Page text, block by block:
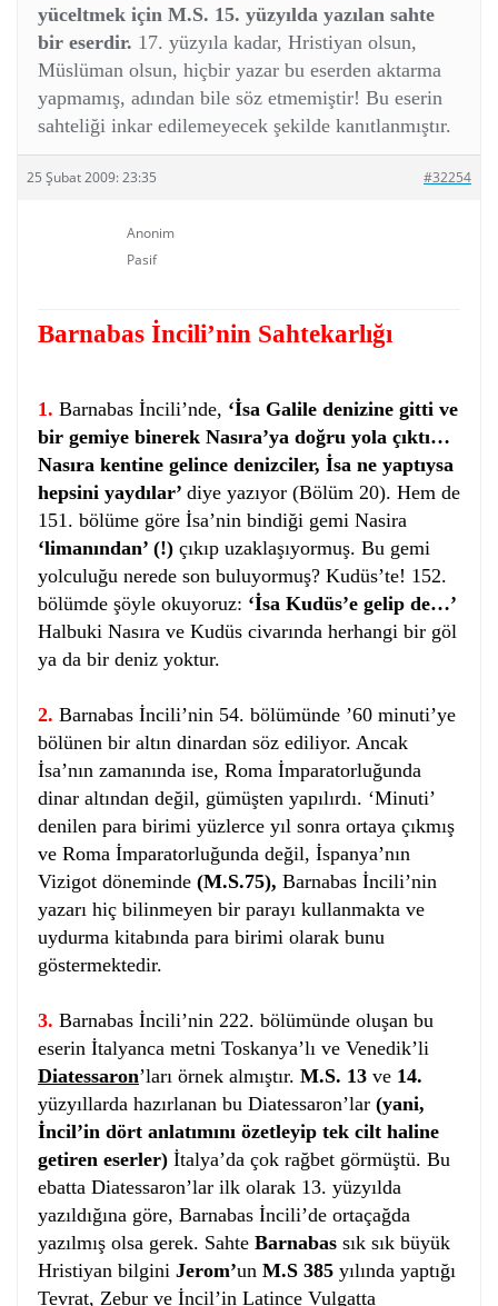
yüceltmek için M.S. 15. yüzyılda yazılan sahte
bir eserdir. 17. yüzyıla kadar, Hristiyan olsun,
Müslüman olsun, hiçbir yazar bu eserden aktarma
yapmamış, adından bile söz etmemiştir! Bu eserin
sahteliği inkar edilemeyecek şekilde kanıtlanmıştır.
25 Şubat 2009: 23:35 #32254
Anonim
Pasif
Barnabas İncili’nin Sahtekarlığı
1. Barnabas İncili’nde, ‘İsa Galile denizine gitti ve
bir gemiye binerek Nasıra’ya doğru yola çıktı…
Nasıra kentine gelince denizciler, İsa ne yaptıysa
hepsini yaydılar’ diye yazıyor (Bölüm 20). Hem de
151. bölüme göre İsa’nin bindiği gemi Nasira
‘limanından’ (!) çıkıp uzaklaşıyormuş. Bu gemi
yolculuğu nerede son buluyormuş? Kudüs’te! 152.
bölümde şöyle okuyoruz: ‘İsa Kudüs’e gelip de…’
Halbuki Nasıra ve Kudüs civarında herhangi bir göl
ya da bir deniz yoktur.
2. Barnabas İncili’nin 54. bölümünde ’60 minuti’ye
bölünen bir altın dinardan söz ediliyor. Ancak
İsa’nın zamanında ise, Roma İmparatorluğunda
dinar altından değil, gümüşten yapılırdı. ‘Minuti’
denilen para birimi yüzlerce yıl sonra ortaya çıkmış
ve Roma İmparatorluğunda değil, İspanya’nın
Vizigot döneminde (M.S.75), Barnabas İncili’nin
yazarı hiç bilinmeyen bir parayı kullanmakta ve
uydurma kitabında para birimi olarak bunu
göstermektedir.
3. Barnabas İncili’nin 222. bölümünde oluşan bu
eserin İtalyanca metni Toskanya’lı ve Venedik’li
Diatessaron’ları örnek almıştır. M.S. 13 ve 14.
yüzyıllarda hazırlanan bu Diatessaron’lar (yani,
İncil’in dört anlatımını özetleyip tek cilt haline
getiren eserler) İtalya’da çok rağbet görmüştü. Bu
ebatta Diatessaron’lar ilk olarak 13. yüzyılda
yazıldığına göre, Barnabas İncili’de ortaçağda
yazılmış olsa gerek. Sahte Barnabas sık sık büyük
Hristiyan bilgini Jerom’un M.S 385 yılında yaptığı
Tevrat, Zebur ve İncil’in Latince Vulgatta